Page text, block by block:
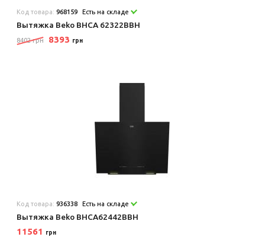
Код товара:968159 Есть на складе
Вытяжка Beko BHCA 62322BBH
8402 грн 8393 грн
Код товара:936338 Есть на складе
Вытяжка Beko BHCA62442BBH
11561 грн